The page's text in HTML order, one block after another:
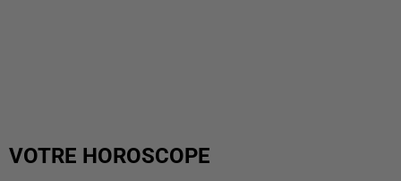
VOTRE HOROSCOPE